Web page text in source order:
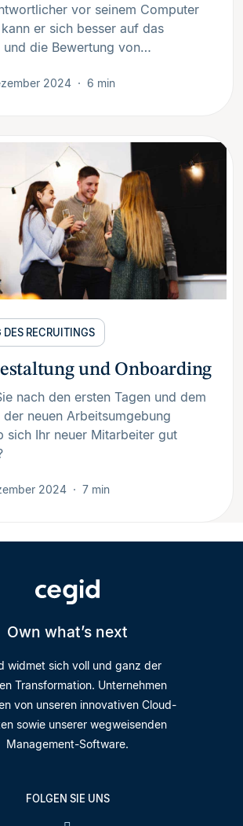
vor seinem Computer
er sich besser auf das
und die Bewertung von…
2024 6 min
DES RECRUITINGS
und Onboarding
nach den ersten Tagen und dem
der neuen Arbeitsumgebung
sich Ihr neuer Mitarbeiter gut
2024 7 min
Own what’s next
widmet sich voll und ganz der
Transformation. Unternehmen
von unseren innovativen Cloud-
sowie unserer wegweisenden
Management-Software.
FOLGEN SIE UNS